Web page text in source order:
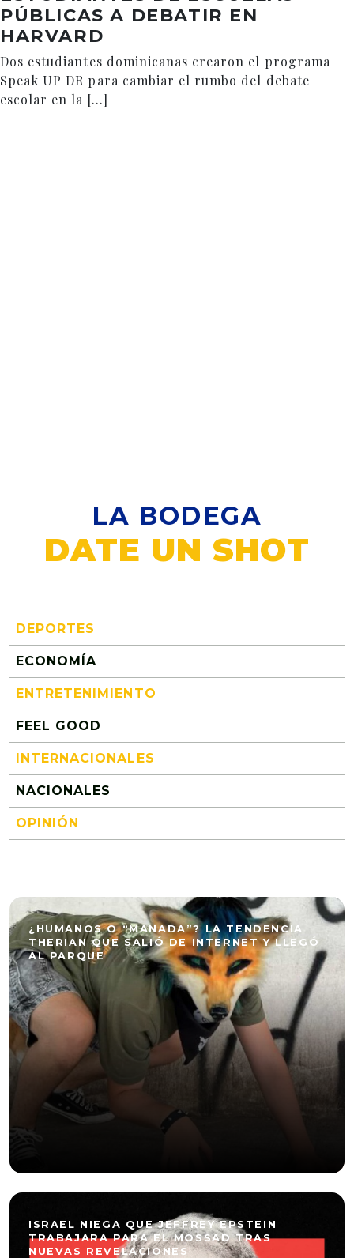
PÚBLICAS A DEBATIR EN
HARVARD
Dos estudiantes dominicanas crearon el programa
Speak UP DR para cambiar el rumbo del debate
escolar en la […]
LA BODEGA
DATE UN SHOT
DEPORTES
ECONOMÍA
ENTRETENIMIENTO
FEEL GOOD
INTERNACIONALES
NACIONALES
OPINIÓN
¿HUMANOS O “MANADA”? LA TENDENCIA
THERIAN QUE SALIÓ DE INTERNET Y LLEGÓ
AL PARQUE
ISRAEL NIEGA QUE JEFFREY EPSTEIN
TRABAJARA PARA EL MOSSAD TRAS
NUEVAS REVELACIONES